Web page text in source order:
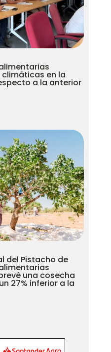
en la
a la anterior
del Pistacho de
una cosecha
27% inferior a la